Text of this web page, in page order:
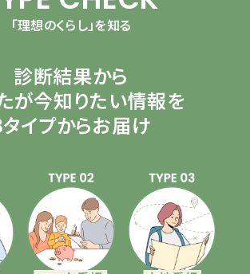
「理想のくらし」を知る
診断結果から
が今知りたい情報を
イプからお届け